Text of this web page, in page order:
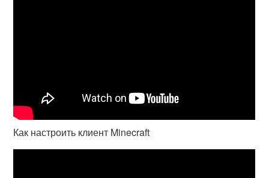
Как настроить клиент Minecraft